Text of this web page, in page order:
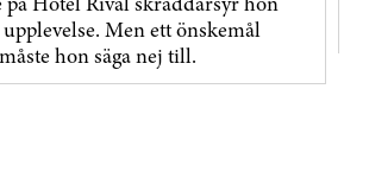
på Hotel Rival skräddarsyr hon
upp­levelse. Men ett önskemål
måste hon säga nej till.